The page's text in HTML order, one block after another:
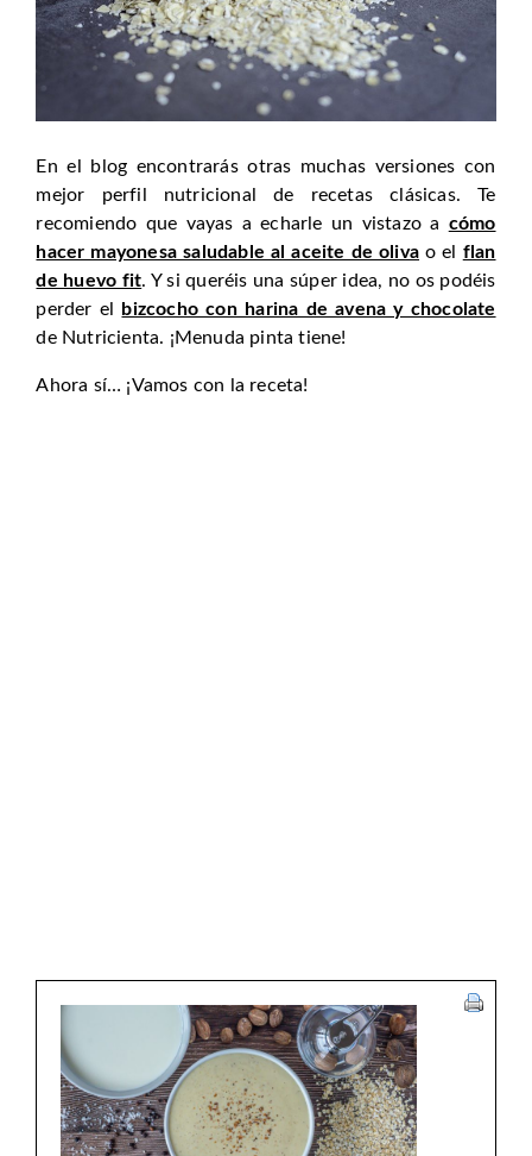
En el blog encontrarás otras muchas versiones con
mejor perfil nutricional de recetas clásicas. Te
recomiendo que vayas a echarle un vistazo a cómo
hacer mayonesa saludable al aceite de oliva o el flan
de huevo fit. Y si queréis una súper idea, no os podéis
perder el bizcocho con harina de avena y chocolate
de Nutricienta. ¡Menuda pinta tiene!
Ahora sí… ¡Vamos con la receta!